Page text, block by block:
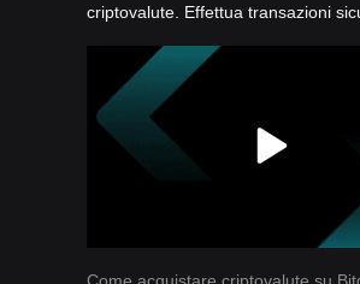
criptovalute. Effettua transazioni